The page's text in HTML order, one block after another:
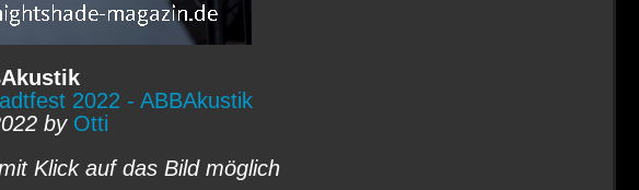
2022 - ABBAkustik
by Otti
Klick auf das Bild möglich